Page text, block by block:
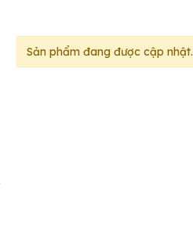
Sản phẩm đang được cập nhật.